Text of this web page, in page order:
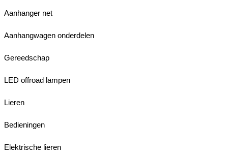
Aanhanger net
Aanhangwagen onderdelen
Gereedschap
LED offroad lampen
Lieren
Bedieningen
Elektrische lieren